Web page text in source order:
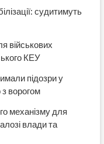
судитимуть
військових
КЕУ
підозри у
ворогом
механізму для
влади та